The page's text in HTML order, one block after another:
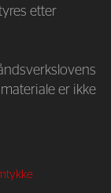
etter
er ikke